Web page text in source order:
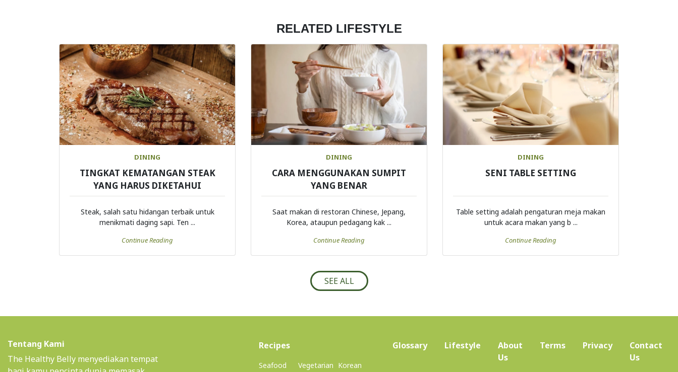
RELATED LIFESTYLE
DINING
TINGKAT KEMATANGAN STEAK
YANG HARUS DIKETAHUI
Steak, salah satu hidangan terbaik untuk
menikmati daging sapi. Ten ...
Continue Reading
DINING
CARA MENGGUNAKAN SUMPIT
YANG BENAR
Saat makan di restoran Chinese, Jepang,
Korea, ataupun pedagang kak ...
Continue Reading
DINING
SENI TABLE SETTING
Table setting adalah pengaturan meja makan
untuk acara makan yang b ...
Continue Reading
SEE ALL
Tentang Kami
The Healthy Belly menyediakan tempat
Recipes(current)
Seafood Vegetarian Korean
Glossary Lifestyle
About
Us(current)
Terms Privacy
Contact
Us